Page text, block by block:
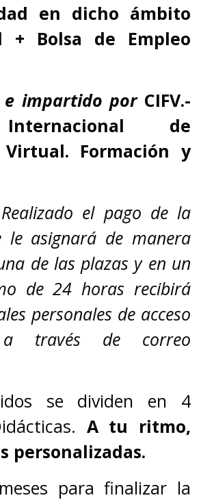
en dicho ámbito
+ Bolsa de Empleo
e impartido por CIFV.-
de
Virtual. Formación y
Realizado el pago de la
le asignará de manera
de las plazas y en un
de 24 horas recibirá
personales de acceso
través de correo
se dividen en 4
A tu ritmo,
personalizadas.
para finalizar la